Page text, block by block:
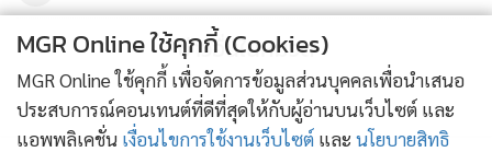
แม้ว่า HUAWEI Watch Fit 4 จะเป็นรุ่นเริ่มต้น แต่เรื่องสุขภาพ
นับว่าจัดเต็ม ด้วยเทคโนโลยี HUAWEI TruSense มาช่วยสแกน
สุขภาพแบบรอบด้าน วัดได้ทั้งชีพจร เช็กการนอนหลับก็ละเอียด
เป็นวิทยาศาสตร์ แถมมีตัวบอกอารมณ์ผ่านหน้าปัดน้องสัตว์เลี้ยง
ข่าวอื่นในหมวด
MGR Online ใช้คุกกี้ (Cookies)
MGR Online ใช้คุกกี้ เพื่อจัดการข้อมูลส่วนบุคคลเพื่อนำเสนอ
ประสบการณ์คอนเทนต์ที่ดีที่สุดให้กับผู้อ่านบนเว็บไซต์ และ
แอพพลิเคชั่น เงื่อนไขการใช้งานเว็บไซต์ และ นโยบายสิทธิ